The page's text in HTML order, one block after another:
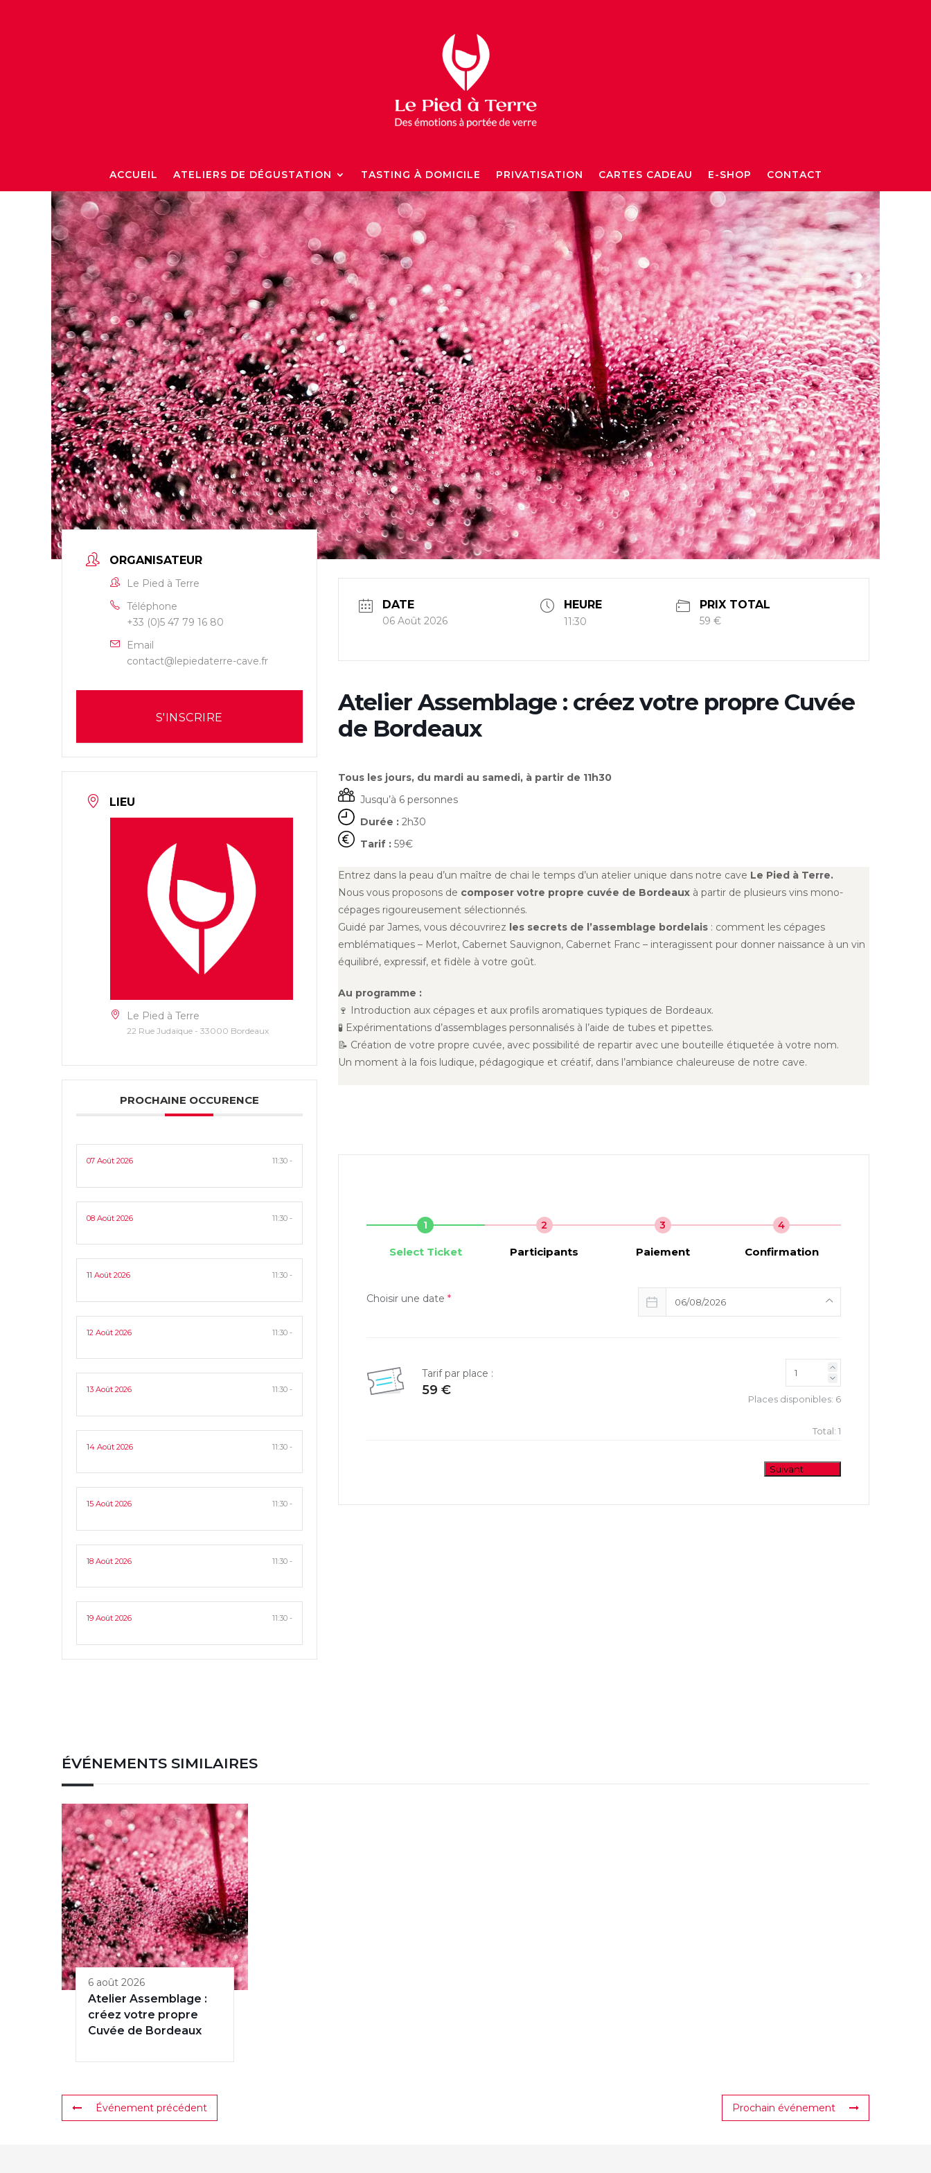
ACCUEIL ATELIERS DE DÉGUSTATION TASTING À DOMICILE PRIVATISATION CARTES CADEAU E-SHOP CONTACT
ORGANISATEUR
Le Pied à Terre
Téléphone
+33 (0)5 47 79 16 80
Email
contact@lepiedaterre-cave.fr
S'INSCRIRE
LIEU
Le Pied à Terre
22 Rue Judaïque - 33000 Bordeaux
PROCHAINE OCCURENCE
07 Août 2026 11:30 -
08 Août 2026 11:30 -
11 Août 2026 11:30 -
12 Août 2026 11:30 -
13 Août 2026 11:30 -
14 Août 2026 11:30 -
15 Août 2026 11:30 -
18 Août 2026 11:30 -
19 Août 2026 11:30 -
DATE
06 Août 2026
HEURE
11:30
PRIX TOTAL
59 €
Atelier Assemblage : créez votre propre Cuvée
de Bordeaux
Tous les jours, du mardi au samedi, à partir de 11h30
Jusqu’à 6 personnes
Durée :2h30
Tarif :59€
Entrez dans la peau d’un maître de chai le temps d’un atelier unique dans notre cave Le Pied à Terre.
Nous vous proposons de composer votre propre cuvée de Bordeauxà partir de plusieurs vins mono-
cépages rigoureusement sélectionnés.
Guidé par James, vous découvrirez les secrets de l’assemblage bordelais: comment les cépages
emblématiques – Merlot, Cabernet Sauvignon, Cabernet Franc – interagissent pour donner naissance à un vin
équilibré, expressif, et fidèle à votre goût.
Au programme :
🍷 Introduction aux cépages et aux profils aromatiques typiques de Bordeaux.
🧪 Expérimentations d’assemblages personnalisés à l’aide de tubes et pipettes.
📝 Création de votre propre cuvée, avec possibilité de repartir avec une bouteille étiquetée à votre nom.
Un moment à la fois ludique, pédagogique et créatif, dans l’ambiance chaleureuse de notre cave.
1
Select Ticket
2
Participants
3
Paiement
4
Confirmation
Choisir une date * 06/08/2026
Tarif par place :
59 €
Places disponibles: 6
Total: 1
Suivant
ÉVÉNEMENTS SIMILAIRES
6 août 2026
Atelier Assemblage :
créez votre propre
Cuvée de Bordeaux
Événement précédent Prochain événement